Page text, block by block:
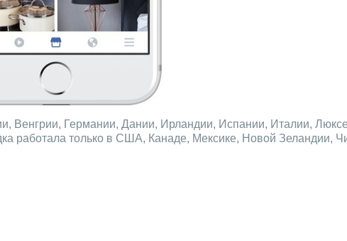
Венгрии, Германии, Дании, Ирландии, Испании, Италии,
только в США, Канаде, Мексике, Новой Зеландии,